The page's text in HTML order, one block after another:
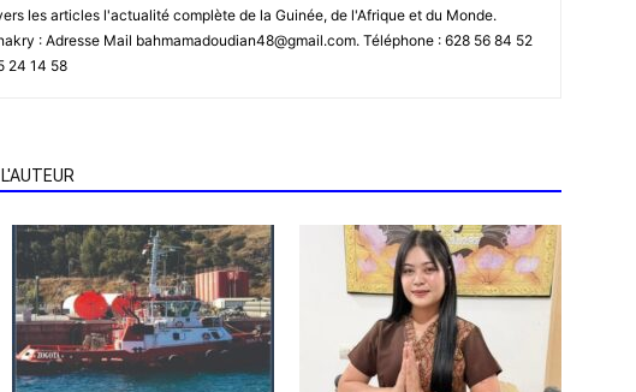
les articles l'actualité complète de la Guinée, de l'Afrique et du Monde.
: Adresse Mail bahmamadoudian48@gmail.com. Téléphone : 628 56 84 52
24 14 58